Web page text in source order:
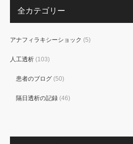
全カテゴリー
アナフィラキシーショック (5)
人工透析 (103)
患者のブログ (50)
隔日透析の記録 (46)